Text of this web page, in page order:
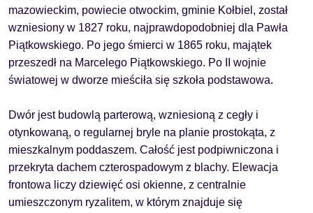
mazowieckim, powiecie otwockim, gminie Kołbiel, został
wzniesiony w 1827 roku, najprawdopodobniej dla Pawła
Piątkowskiego. Po jego śmierci w 1865 roku, majątek
przeszedł na Marcelego Piątkowskiego. Po II wojnie
światowej w dworze mieściła się szkoła podstawowa.
Dwór jest budowlą parterową, wzniesioną z cegły i
otynkowaną, o regularnej bryle na planie prostokąta, z
mieszkalnym poddaszem. Całość jest podpiwniczona i
przekryta dachem czterospadowym z blachy. Elewacja
frontowa liczy dziewięć osi okienne, z centralnie
umieszczonym ryzalitem, w którym znajduje się